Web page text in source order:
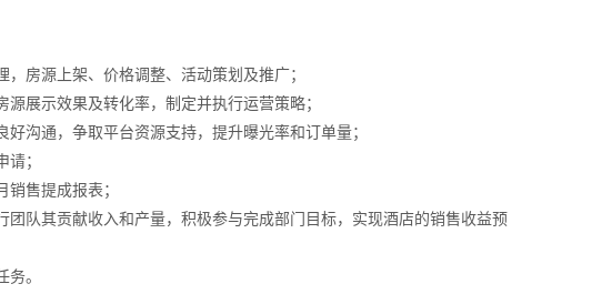
，房源上架、价格调整、活动策划及推广；
源展示效果及转化率，制定并执行运营策略；
好沟通，争取平台资源支持，提升曝光率和订单量；
请；
售提成报表；
团队其贡献收入和产量，积极参与完成部门目标，实现酒店的销售收益预
。